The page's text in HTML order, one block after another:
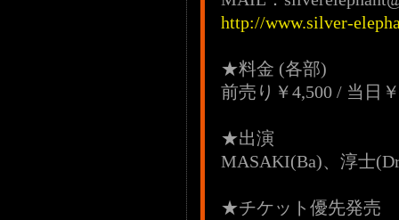
http://www.silver-
★料金 (各部)
前売り￥4,500 / 当日
★出演
MASAKI(Ba)、淳士
★チケット優先発